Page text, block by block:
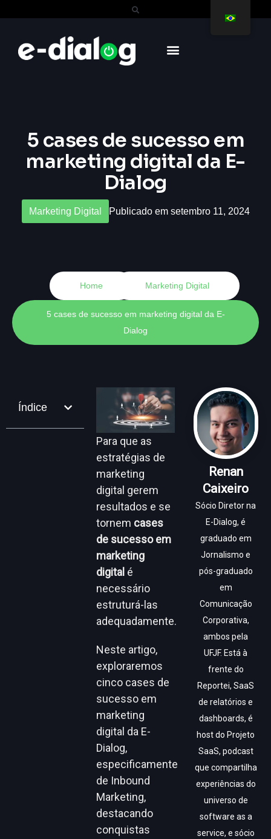
5 cases de sucesso em
marketing digital da E-
Dialog
Marketing Digital Publicado em setembro 11, 2024
Home Marketing Digital
5 cases de sucesso em marketing digital da E-
Dialog
Índice
Para que as
estratégias de
marketing
digital gerem
resultados e se
tornem cases
de sucesso em
marketing
digital é
necessário
estruturá-las
adequadamente.
Neste artigo,
exploraremos
cinco cases de
sucesso em
marketing
digital da E-
Dialog,
especificamente
de Inbound
Marketing,
destacando
conquistas
Renan
Caixeiro
Sócio Diretor na
E-Dialog, é
graduado em
Jornalismo e
pós-graduado
em
Comunicação
Corporativa,
ambos pela
UFJF. Está à
frente do
Reportei, SaaS
de relatórios e
dashboards, é
host do Projeto
SaaS, podcast
que compartilha
experiências do
universo de
software as a
service, e sócio